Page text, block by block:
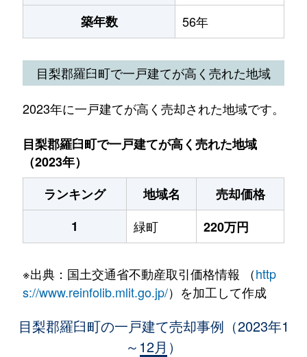
築年数 56年
目梨郡羅臼町で一戸建てが高く売れた地域
2023年に一戸建てが高く売却された地域です。
目梨郡羅臼町で一戸建てが高く売れた地域
（2023年）
ランキング
地域名
売却価格
1
緑町 220万円
※出典：国土交通省不動産取引価格情報 （http
s://www.reinfolib.mlit.go.jp/）を加工して作成
目梨郡羅臼町の一戸建て売却事例（2023年1
～12月）